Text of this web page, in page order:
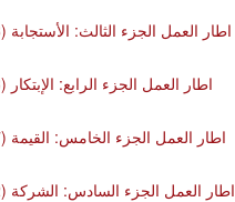
19_اطار العمل الجزء الثالث: الأستجابة (4:28)
20_اطار العمل الجزء الرابع: الإبتكار (4:23)
21_اطار العمل الجزء الخامس: القيمة (5:07)
22_اطار العمل الجزء السادس: الشركة (4:02)